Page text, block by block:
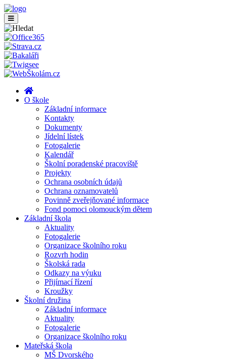
O škole
Základní informace
Kontakty
Dokumenty
Jídelní lístek
Fotogalerie
Kalendář
Školní poradenské pracoviště
Projekty
Ochrana osobních údajů
Ochrana oznamovatelů
Povinně zveřejňované informace
Fond pomoci olomouckým dětem
Základní škola
Aktuality
Fotogalerie
Organizace školního roku
Rozvrh hodin
Školská rada
Odkazy na výuku
Přijímací řízení
Kroužky
Školní družina
Základní informace
Aktuality
Fotogalerie
Organizace školního roku
Mateřská škola
MŠ Dvorského